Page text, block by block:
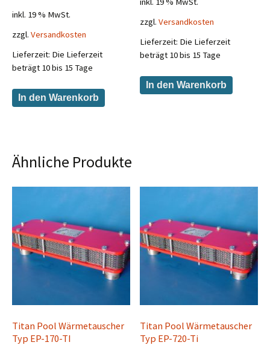
inkl. 19 % MwSt.
zzgl. Versandkosten
Lieferzeit: Die Lieferzeit
beträgt 10 bis 15 Tage
In den Warenkorb
zzgl.Versandkosten
Lieferzeit: Die Lieferzeit
beträgt 10 bis 15 Tage
In den Warenkorb
Ähnliche Produkte
Titan Pool Wärmetauscher
Typ EP-170-TI
Titan Pool Wärmetauscher
Typ EP-720-Ti